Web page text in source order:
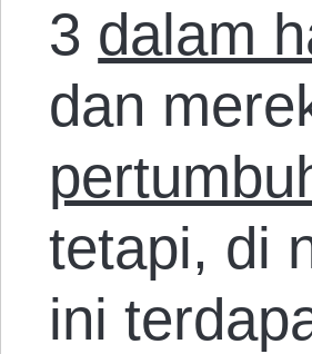
3 dalam
dan
tetapi, di
ini